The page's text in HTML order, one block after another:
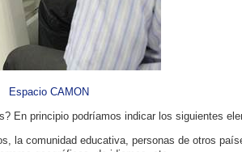
Espacio CAMON
En principio podríamos indicar los siguientes
la comunidad educativa, personas de otros